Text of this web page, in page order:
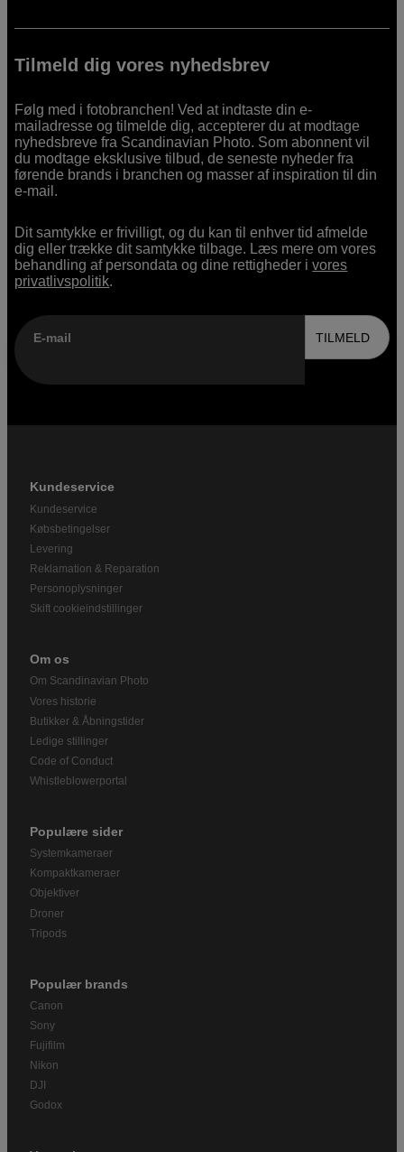
Tilmeld dig vores nyhedsbrev
Følg med i fotobranchen! Ved at indtaste din e-
mailadresse og tilmelde dig, accepterer du at modtage
nyhedsbreve fra Scandinavian Photo. Som abonnent vil
du modtage eksklusive tilbud, de seneste nyheder fra
førende brands i branchen og masser af inspiration til din
e-mail.
Dit samtykke er frivilligt, og du kan til enhver tid afmelde
dig eller trække dit samtykke tilbage. Læs mere om vores
behandling af persondata og dine rettigheder ivores
privatlivspolitik.
E-mail TILMELD
Kundeservice
Kundeservice
Købsbetingelser
Levering
Reklamation & Reparation
Personoplysninger
Skift cookieindstillinger
Om os
Om Scandinavian Photo
Vores historie
Butikker & Åbningstider
Ledige stillinger
Code of Conduct
Whistleblowerportal
Populære sider
Systemkameraer
Kompaktkameraer
Objektiver
Droner
Tripods
Populær brands
Canon
Sony
Fujifilm
Nikon
DJI
Godox